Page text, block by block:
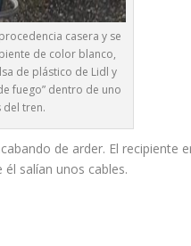
casera y se
de color blanco,
de plástico de Lidl y
fuego” dentro de uno
del tren.
de arder. El recipiente
salían unos cables.